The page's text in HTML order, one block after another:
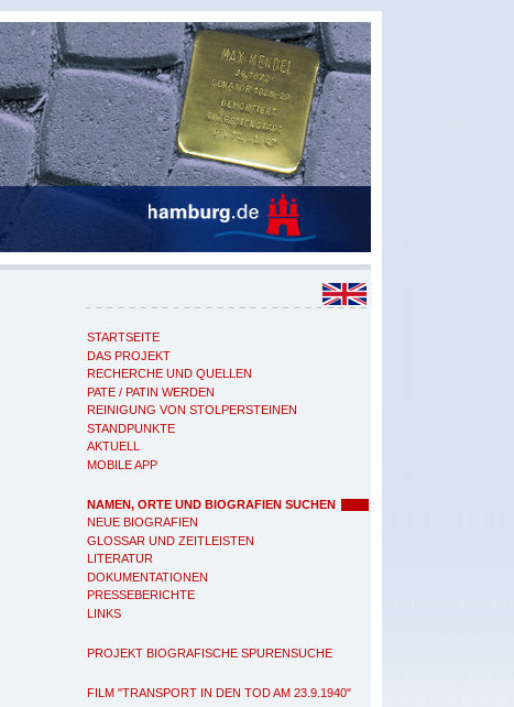
STARTSEITE
DAS PROJEKT
RECHERCHE UND QUELLEN
PATE / PATIN WERDEN
REINIGUNG VON STOLPERSTEINEN
STANDPUNKTE
AKTUELL
MOBILE APP
NAMEN, ORTE UND BIOGRAFIEN SUCHEN
NEUE BIOGRAFIEN
GLOSSAR UND ZEITLEISTEN
LITERATUR
DOKUMENTATIONEN
PRESSEBERICHTE
LINKS
PROJEKT BIOGRAFISCHE SPURENSUCHE
FILM "TRANSPORT IN DEN TOD AM 23.9.1940"